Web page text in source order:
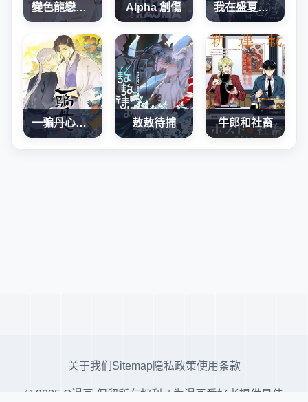
變色龍戀上手心。 Alpha 創傷 我在盛夏遇见雪
一骗丹心（仙人有待寻白兔） 敖敖待捕 牛郎和社畜
关于我们 Sitemap隐私政策使用条款
© 2025 Q漫画 保留所有权利. | 为漫画爱好者提供最佳